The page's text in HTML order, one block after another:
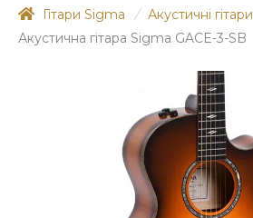
Гітари Sigma / Акустичні гітари
Акустична гітара Sigma GACE-3-SB